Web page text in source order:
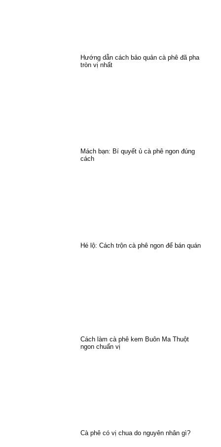
Hướng dẫn cách bảo quản cà phê đã pha
tròn vị nhất
Mách bạn: Bí quyết ủ cà phê ngon đúng
cách
Hé lộ: Cách trộn cà phê ngon để bán quán
Cách làm cà phê kem Buôn Ma Thuột
ngon chuẩn vị
Cà phê có vị chua do nguyên nhân gì?